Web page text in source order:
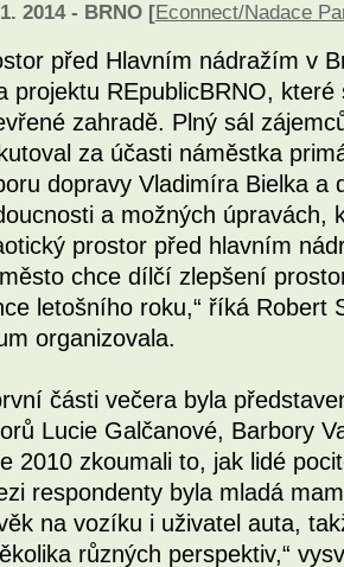
2014 - BRNO [Econnect/Nadace
před Hlavním nádražím v
projektu REpublicBRNO,
zahradě. Plný sál
za účasti náměstka
dopravy Vladimíra Bielka a
a možných úpravách,
prostor před hlavním
chce dílčí zlepšení
letošního roku,“ říká Robert
organizovala.
části večera byla
Lucie Galčanové, Barbory
2010 zkoumali to, jak lidé
respondenty byla mladá
na vozíku i uživatel auta,
různých perspektiv,“